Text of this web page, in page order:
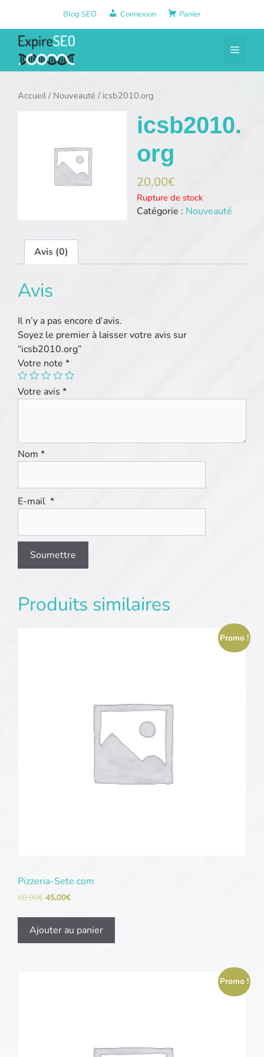
contenu
Blog SEO Connexion Panier
Menu
Accueil/ Nouveauté / icsb2010.org
icsb2010.
org
20,00€
Rupture de stock
Catégorie : Nouveauté
Avis (0)
Avis
Il n’y a pas encore d’avis.
Soyez le premier à laisser votre avis sur
“icsb2010.org”
Votre note *
Votre avis *
Nom *
E-mail *
Produits similaires
Promo !
Pizzeria-Sete.com
60,00€ 45,00€
Ajouter au panier
Promo !